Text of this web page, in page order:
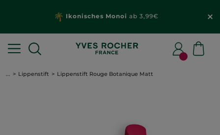
Ikonisches Monoi ab 3,99€
... Lippenstift Lippenstift Rouge Botanique Matt